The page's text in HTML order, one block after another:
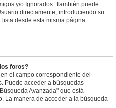
y/o Ignorados. También puede
directamente, introduciendo su
desde esta misma página.
foros?
el campo correspondiente del
Puede acceder a búsquedas
Avanzada" que está
La manera de acceder a la búsqueda